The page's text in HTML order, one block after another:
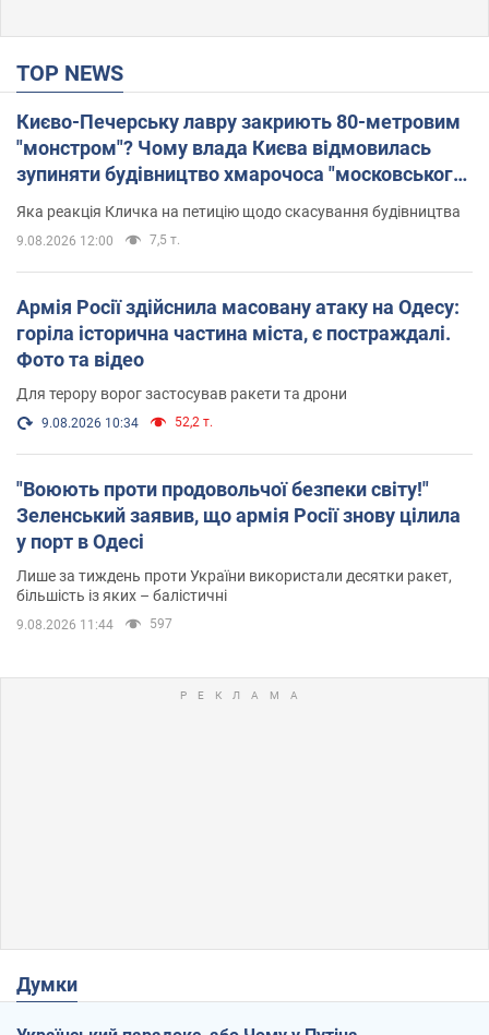
TOP NEWS
Києво-Печерську лавру закриють 80-метровим
"монстром"? Чому влада Києва відмовилась
зупиняти будівництво хмарочоса "московського
вірянина"
Яка реакція Кличка на петицію щодо скасування будівництва
9.08.2026 12:00 7,5 т.
Армія Росії здійснила масовану атаку на Одесу:
горіла історична частина міста, є постраждалі.
Фото та відео
Для терору ворог застосував ракети та дрони
9.08.2026 10:34 52,2 т.
"Воюють проти продовольчої безпеки світу!"
Зеленський заявив, що армія Росії знову цілила
у порт в Одесі
Лише за тиждень проти України використали десятки ракет,
більшість із яких – балістичні
9.08.2026 11:44 597
Думки